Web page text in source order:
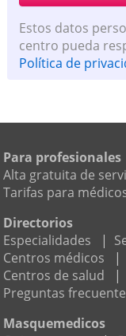
Estos datos
centro pueda
Política de
Para profesionales
Alta gratuita de
Tarifas para
Directorios
Especialidades
|
Centros médicos
|
Centros de salud
|
Preguntas
Masquemedicos